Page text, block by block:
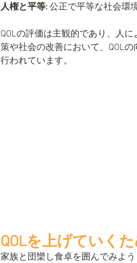
人権と平等: 公正で平等な社会環
QOLの評価は主観的であり、人
策や社会の改善において、QOL
行われています。
QOLを上げていくた
家族と団欒し食卓を囲んでみよう